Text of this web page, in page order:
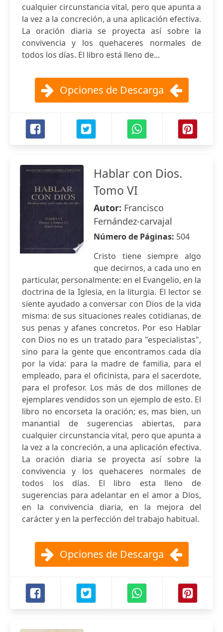
cualquier circunstancia vital, pero que apunta a
la vez a la concreción, a una aplicación efectiva.
La oración diaria se proyecta así sobre la
convivencia y los quehaceres normales de
todos los días. El libro está lleno de...
Opciones de Descarga
Hablar con Dios.
Tomo VI
Autor: Francisco
Fernández-carvajal
Número de Páginas: 504
Cristo tiene siempre algo
que decirnos, a cada uno en
particular, personalmente: en el Evangelio, en la
doctrina de la Iglesia, en la liturgia. El lector se
siente ayudado a conversar con Dios de la vida
misma: de sus situaciones reales cotidianas, de
sus penas y afanes concretos. Por eso Hablar
con Dios no es un tratado para "especialistas",
sino para la gente que encontramos cada día
por la vida: para la madre de familia, para el
empleado, para el oficinista, para el sacerdote,
para el profesor. Los más de dos millones de
ejemplares vendidos son un ejemplo de esto. El
libro no encorseta la oración; es, mas bien, un
manantial de sugerencias abiertas, para
cualquier circunstancia vital, pero que apunta a
la vez a la concreción, a una aplicación efectiva.
La oración diaria se proyecta así sobre la
convivencia y los quehaceres normales de
todos los días. El libro esta lleno de
sugerencias para adelantar en el amor a Dios,
en la convivencia diaria, en la mejora del
carácter y en la perfección del trabajo habitual.
Opciones de Descarga